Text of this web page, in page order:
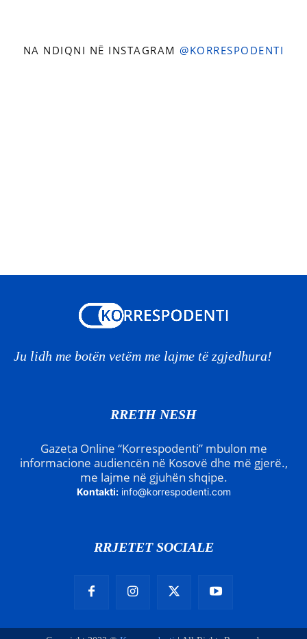
NA NDIQNI NË INSTAGRAM @KORRESPODENTI
Ju lidh me botën vetëm me lajme të zgjedhura!
RRETH NESH
Gazeta Online “Korrespodenti” mbulon me
informacione audiencën në Kosovë dhe më gjerë.,
me lajme në gjuhën shqipe.
Kontakti: info@korrespodenti.com
RRJETET SOCIALE